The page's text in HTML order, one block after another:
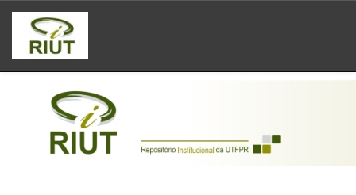
Skip
navigation